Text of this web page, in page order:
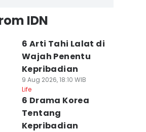
IDN
6 Arti Tahi Lalat di
Wajah Penentu
Kepribadian
9 Aug 2026, 18:10 WIB
Life
6 Drama Korea
Tentang
Kepribadian